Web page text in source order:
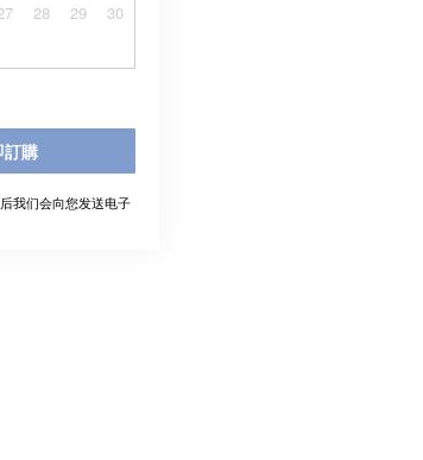
28 29
30
訂購
我们会向您发送电子